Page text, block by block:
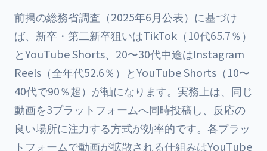
前掲の総務省調査（2025年6月公表）に基づけ
ば、新卒・第二新卒狙いはTikTok（10代65.7％）
とYouTube Shorts、20〜30代中途はInstagram
Reels（全年代52.6％）とYouTube Shorts（10〜
40代で90％超）が軸になります。実務上は、同じ
動画を3プラットフォームへ同時投稿し、反応の
良い場所に注力する方式が効率的です。各プラッ
トフォームで動画が拡散される仕組みはYouTube